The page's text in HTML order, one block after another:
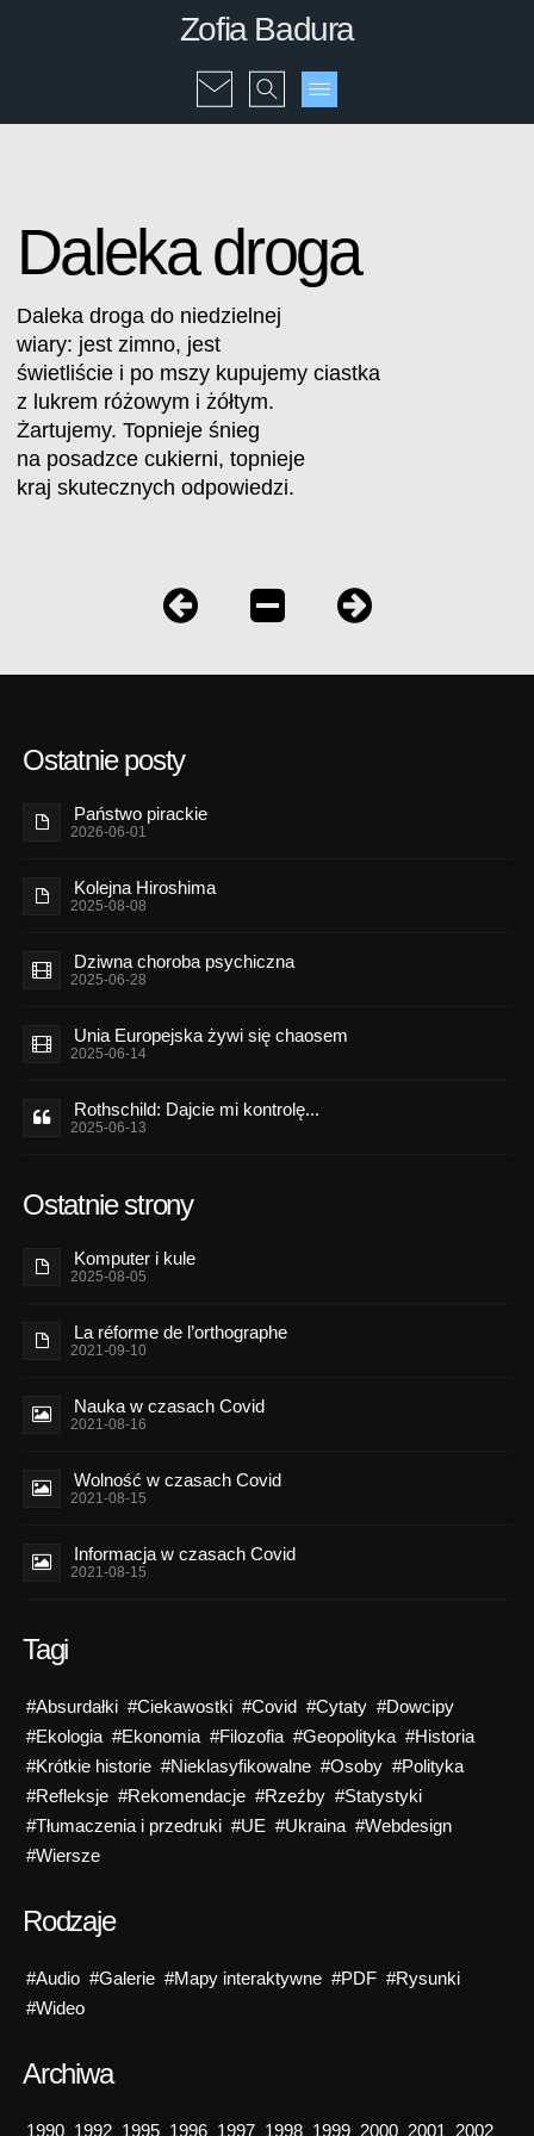
Zofia Badura
Daleka droga
Daleka droga do niedzielnej
wiary: jest zimno, jest
świetliście i po mszy kupujemy ciastka
z lukrem różowym i żółtym.
Żartujemy. Topnieje śnieg
na posadzce cukierni, topnieje
kraj skutecznych odpowiedzi.
Ostatnie posty
Państwo pirackie
2026-06-01
Kolejna Hiroshima
2025-08-08
Dziwna choroba psychiczna
2025-06-28
Unia Europejska żywi się chaosem
2025-06-14
Rothschild: Dajcie mi kontrolę...
2025-06-13
Ostatnie strony
Komputer i kule
2025-08-05
La réforme de l’orthographe
2021-09-10
Nauka w czasach Covid
2021-08-16
Wolność w czasach Covid
2021-08-15
Informacja w czasach Covid
2021-08-15
Tagi
#Absurdałki #Ciekawostki #Covid #Cytaty #Dowcipy
#Ekologia #Ekonomia #Filozofia #Geopolityka #Historia
#Krótkie historie #Nieklasyfikowalne #Osoby #Polityka
#Refleksje #Rekomendacje #Rzeźby #Statystyki
#Tłumaczenia i przedruki #UE #Ukraina #Webdesign
#Wiersze
Rodzaje
#Audio #Galerie #Mapy interaktywne #PDF #Rysunki
#Wideo
Archiwa
1990 1992 1995 1996 1997 1998 1999 2000 2001 2002